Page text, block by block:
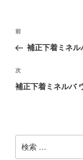
投
ビ
ゲ
ン
過
去
投
稿
前
補正下着ミネル
次
の
次
補正下着ミネルバ
索: